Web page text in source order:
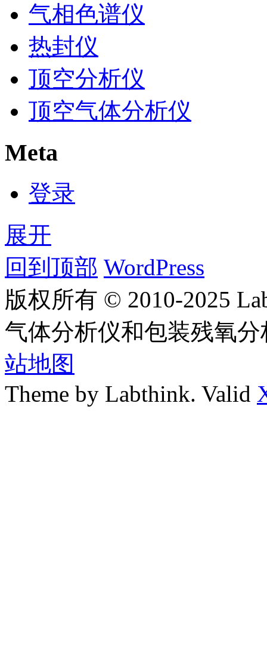
气相色谱仪
热封仪
顶空分析仪
顶空气体分析仪
Meta
登录
展开
回到顶部 WordPress
版权所有 © 2010-2025
气体分析仪和包装残氧
站地图
Theme by Labthink. Valid